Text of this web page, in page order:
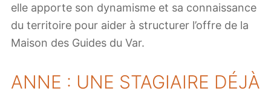
elle apporte son dynamisme et sa connaissance
du territoire pour aider à structurer l’offre de la
Maison des Guides du Var.
ANNE : UNE STAGIAIRE DÉJÀ